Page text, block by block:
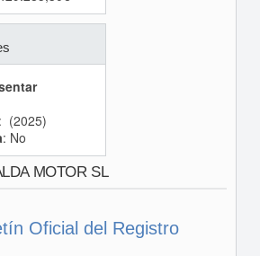
: (2025)
: No
MOTOR SL
Oficial del Registro